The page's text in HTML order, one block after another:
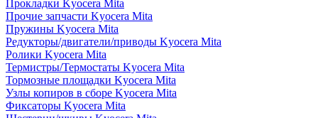
Прокладки Kyocera Mita
Прочие запчасти Kyocera Mita
Пружины Kyocera Mita
Редукторы/двигатели/приводы Kyocera Mita
Ролики Kyocera Mita
Термистры/Термостаты Kyocera Mita
Тормозные площадки Kyocera Mita
Узлы копиров в сборе Kyocera Mita
Фиксаторы Kyocera Mita